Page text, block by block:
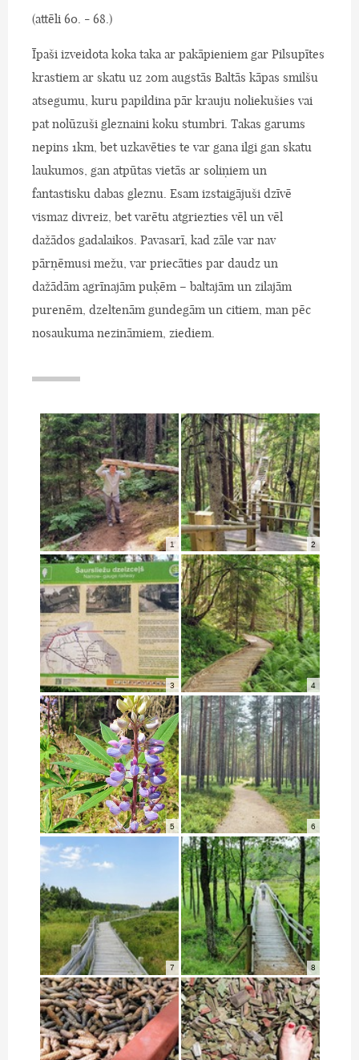
(attēli 60. - 68.)
Īpaši izveidota koka taka ar pakāpieniem gar Pilsupītes
krastiem ar skatu uz 20m augstās Baltās kāpas smilšu
atsegumu, kuru papildina pār krauju noliekušies vai
pat nolūzuši gleznaini koku stumbri. Takas garums
nepins 1km, bet uzkavēties te var gana ilgi gan skatu
laukumos, gan atpūtas vietās ar soliņiem un
fantastisku dabas gleznu. Esam izstaigājuši dzīvē
vismaz divreiz, bet varētu atgriezties vēl un vēl
dažādos gadalaikos. Pavasarī, kad zāle var nav
pārņēmusi mežu, var priecāties par daudz un
dažādām agrīnajām puķēm – baltajām un zilajām
purenēm, dzeltenām gundegām un citiem, man pēc
nosaukuma nezināmiem, ziediem.
1 2
3 4
5 6
7 8